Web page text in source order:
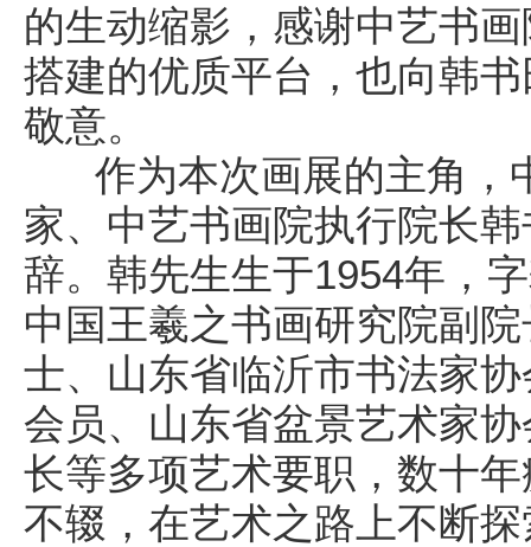
的生动缩影，感谢中艺书
搭建的优质平台，也向韩
敬意。
作为本次画展的主角，
家、中艺书画院执行院长
辞。韩先生生于1954年，
中国王羲之书画研究院副
士、山东省临沂市书法家
会员、山东省盆景艺术家
长等多项艺术要职，数十
不辍，在艺术之路上不断